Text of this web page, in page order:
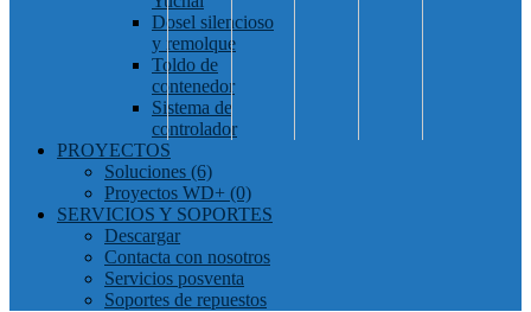
Dosel silencioso
y remolque
Toldo de
contenedor
Sistema de
controlador
PROYECTOS
Soluciones (6)
Proyectos WD+ (0)
SERVICIOS Y SOPORTES
Descargar
Contacta con nosotros
Servicios posventa
Soportes de repuestos